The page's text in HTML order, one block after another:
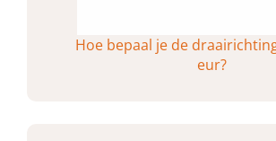
Hoe bepaal je de
eur?